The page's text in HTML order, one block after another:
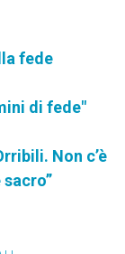
fede
di fede"
Non c’è